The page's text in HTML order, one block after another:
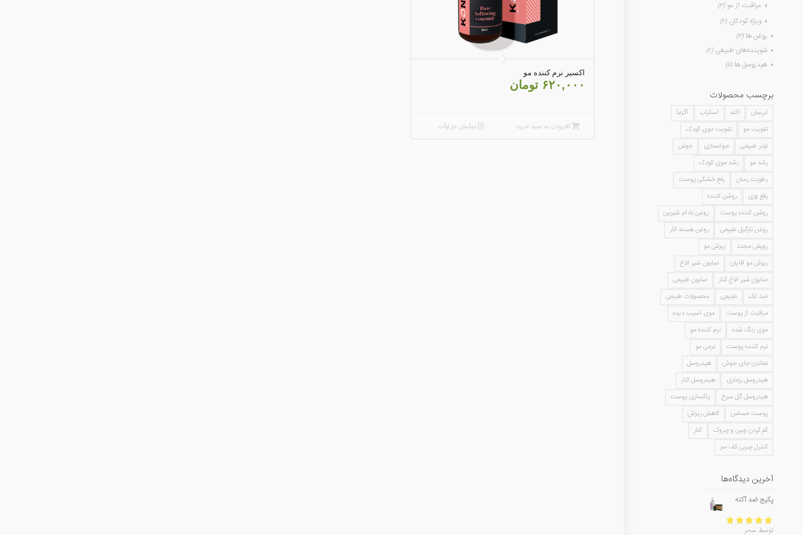
اکسیر نرم کننده مو
۶۲۰,۰۰۰ تومان
افزودن به سبد خرید نمایش جزئیات
مراقبت از مو (۳)
ویژه کودکان (۲)
روغن ها (۳)
شوینده‌های طبیعی (۲)
هیدروسل ها (۵)
برچسب محصولات
آبرسان آکنه اسکراب
اگزما
تقویت مو
تقویت موی کودک
تونر طبیعی
جوانسازی
جوش
رشد مو
رشد موی کودک
رطوبت رسان
رفع خشکی پوست
رفع وزی
روشن کننده
روشن کننده پوست
روغن بادام شیرین
روغن نارگیل طبیعی
روغن هسته انار
رویش مجدد
ریزش مو
ریزش مو آقایان
صابون شیر الاغ
صابون شیر الاغ کنار
صابون طبیعی
ضد لک
طبیعی
محصولات طبیعی
مراقبت از پوست
موی آسیب دیده
موی رنگ شده
نرم کننده مو
نرم کننده پوست
نرمی مو
نماندن جای جوش
هیدروسل
هیدروسل رزماری
هیدروسل کنار
هیدروسل گل سرخ
پاکسازی پوست
پوست حساس
کاهش ریزش
کم کردن چین و چروک
کنار
کنترل چربی کف سر
آخرین دیدگاه‌ها
پکیج ضد آکنه
امتیاز 5از 5
توسط سحر